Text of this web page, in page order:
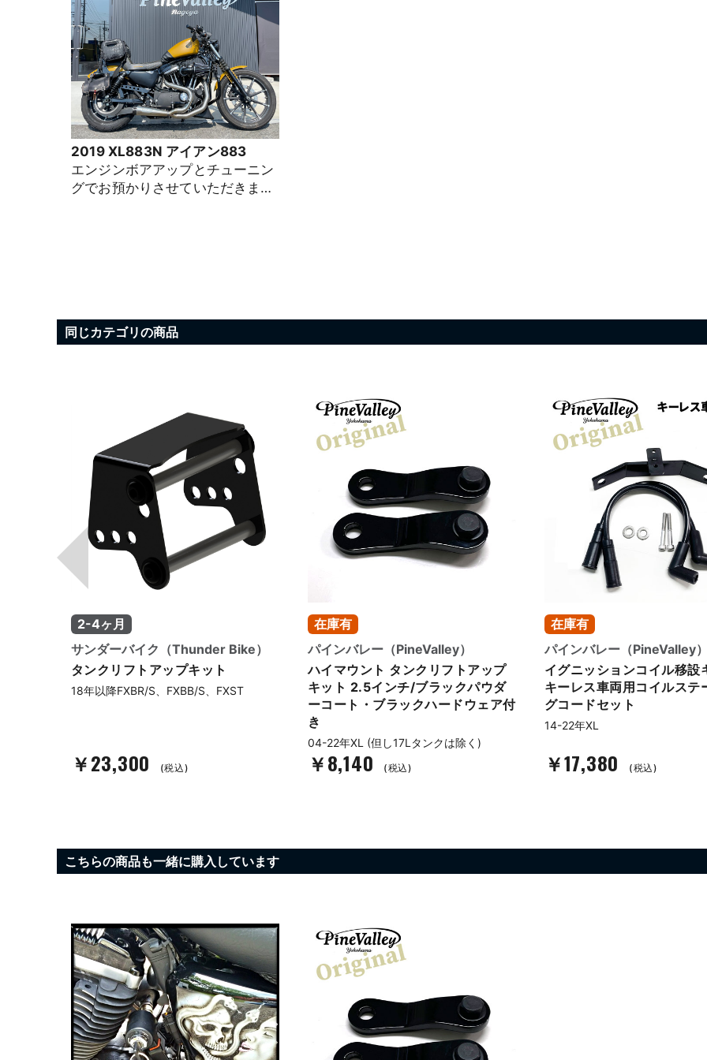
2019 XL883N アイアン883
エンジンボアアップとチューニン
グでお預かりさせていただきまし
た。 排気量アップにより余裕ある
サウンドをさらに引き出しまし
た。もちろんインジェクションチ
ューニングを実施し、ハーレーら
しい鼓動が味わえる三拍子セッテ
ィングで、気持ちよく走れる仕様
に。クラッチも強化タイプへ交換
し、安心して力強さを受け止めら
れる状態へ整えています。 アイア
ン883のボアアップ＆カスタム
は、ぜひパインバレーにお任せく
同じカテゴリの商品
在庫有
パインバレー（PineValley）
ハイマウント タンクリフトアップ
キット 2.5インチ/ブラックパウダ
￥8,140 (税込)
在庫有
パインバレー（PineValley）
イグニッションコイル移設キット
キーレス車両用コイルステー＋プラ
グコードセット
14-22年XL
￥17,380 (税込)
在庫有
パインバレー（PineValley
イグニッションコイル移設
キーレス車両用コイルステ
14-22年XL
￥13,110 (税込)
こちらの商品も一緒に購入しています